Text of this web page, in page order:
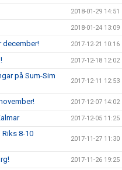
2018-01-29 14:51
2018-01-24 13:09
december! 2017-12-21 10:16
2017-12-18 12:02
på Sum-Sim
2017-12-11 12:53
2017-12-07 14:02
2017-12-05 11:25
8-10
2017-11-27 11:30
2017-11-26 19:25